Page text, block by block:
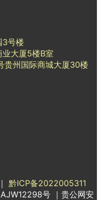
3号楼
业大厦5楼B室
贵州国际商城大厦30楼
黔ICP备2022005311
号 ｜贵公网安